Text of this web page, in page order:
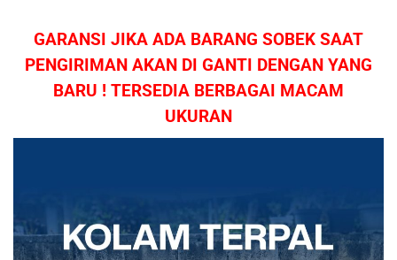
GARANSI JIKA ADA BARANG SOBEK SAAT
PENGIRIMAN AKAN DI GANTI DENGAN YANG
BARU ! TERSEDIA BERBAGAI MACAM
UKURAN